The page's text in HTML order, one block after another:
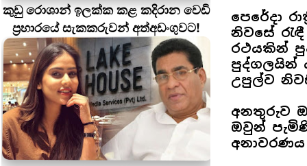
කුඩු රොශාන් ඉලක්ක කළ කදිරාන වෙඩි
ප්‍රහාරයේ සැකකරුවන් අත්අඩංගුවට!
පෙරේදා
නිවසේ
රථයකින්
පුද්ගලයින්
උපුල්ව
අනතුරුව
ඔවුන්